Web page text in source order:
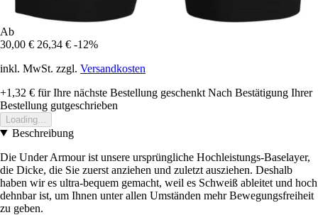
Ab
30,00 € 26,34 € -12%
inkl. MwSt. zzgl. Versandkosten
+1,32 € für Ihre nächste Bestellung geschenkt Nach Bestätigung Ihrer
Bestellung gutgeschrieben
Loading...
Beschreibung
Die Under Armour ist unsere ursprüngliche Hochleistungs-Baselayer,
die Dicke, die Sie zuerst anziehen und zuletzt ausziehen. Deshalb
haben wir es ultra-bequem gemacht, weil es Schweiß ableitet und hoch
dehnbar ist, um Ihnen unter allen Umständen mehr Bewegungsfreiheit
zu geben.